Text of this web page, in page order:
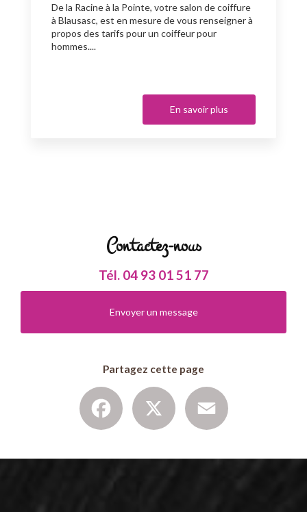
De la Racine à la Pointe, votre salon de coiffure
à Blausasc, est en mesure de vous renseigner à
propos des tarifs pour un coiffeur pour
hommes....
En savoir plus
Contactez-nous
Tél. 04 93 01 51 77
Envoyer un message
Partagez cette page
Facebook